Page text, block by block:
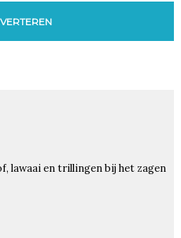
lawaai en trillingen bij het zagen